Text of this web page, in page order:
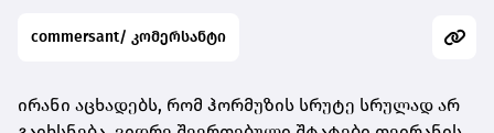
commersant/ კომერსანტი
ირანი აცხადებს, რომ ჰორმუზის სრუტე სრულად არ